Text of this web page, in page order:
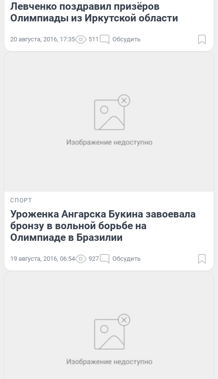
Левченко поздравил призёров
Олимпиады из Иркутской области
20 августа, 2016, 17:35 511 Обсудить
СПОРТ
Уроженка Ангарска Букина завоевала
бронзу в вольной борьбе на
Олимпиаде в Бразилии
19 августа, 2016, 06:54 927 Обсудить